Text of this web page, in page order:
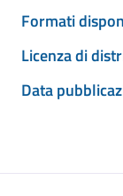
Formati
Licenza di
Data